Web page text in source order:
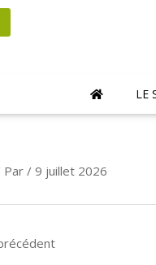
LE
Par / 9 juillet 2026